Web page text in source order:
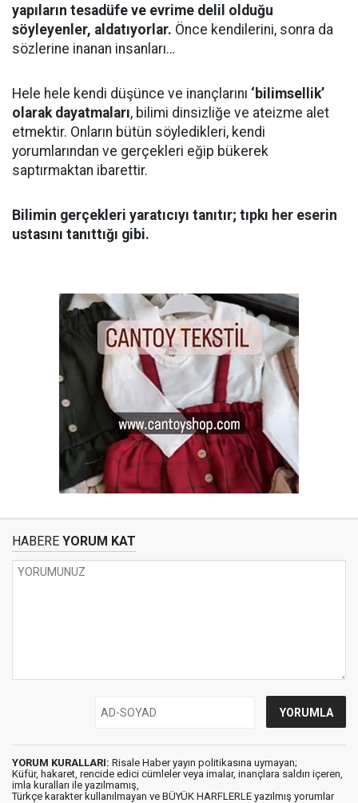
yapıların tesadüfe ve evrime delil olduğu
söyleyenler, aldatıyorlar. Önce kendilerini, sonra da
sözlerine inanan insanları…
Hele hele kendi düşünce ve inançlarını ‘bilimsellik’
olarak dayatmaları, bilimi dinsizliğe ve ateizme alet
etmektir. Onların bütün söyledikleri, kendi
yorumlarından ve gerçekleri eğip bükerek
saptırmaktan ibarettir.
Bilimin gerçekleri yaratıcıyı tanıtır; tıpkı her eserin
ustasını tanıttığı gibi.
HABERE YORUM KAT
YORUM KURALLARI: Risale Haber yayın politikasına uymayan;
Küfür, hakaret, rencide edici cümleler veya imalar, inançlara saldırı içeren,
imla kuralları ile yazılmamış,
Türkçe karakter kullanılmayan ve BÜYÜK HARFLERLE yazılmış yorumlar